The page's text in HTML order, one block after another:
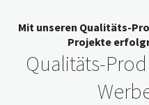
Mit unseren Qualitäts-
Projekte
Qualitäts-